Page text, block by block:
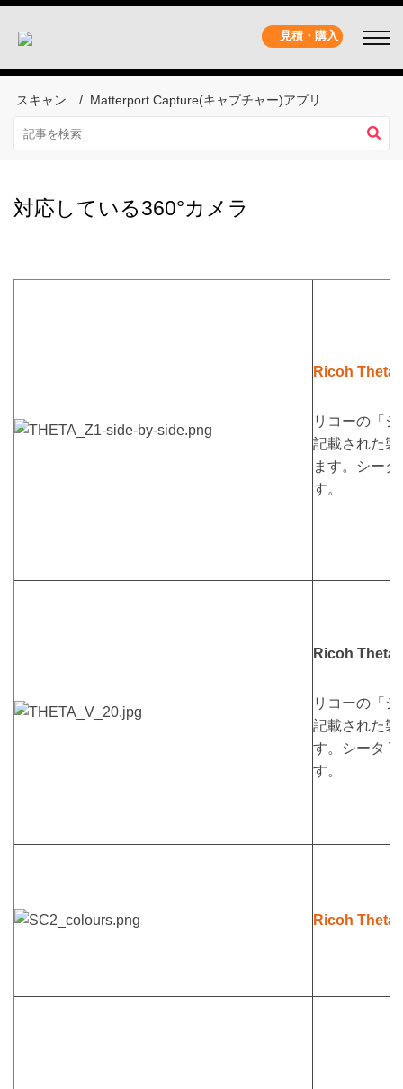
見積・購入
スキャン Matterport Capture(キャプチャー)アプリ
対応している360°カメラ
Ricoh Theta
リコーの「
記載された
ます。シー
す。
Ricoh Theta
リコーの「
記載された
す。シータ V
す。
Ricoh Theta